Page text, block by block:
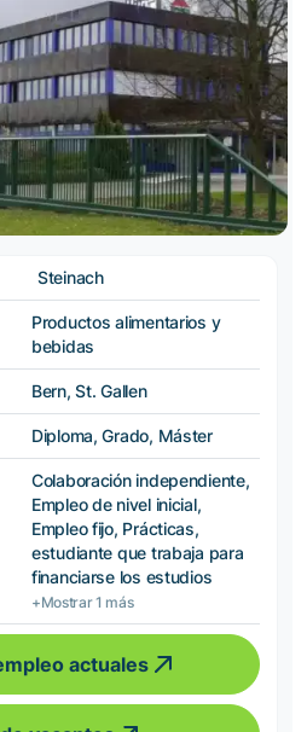
Steinach
Productos alimentarios y
bebidas
Bern, St. Gallen
Diploma, Grado, Máster
Colaboración independiente,
Empleo de nivel inicial,
Empleo fijo, Prácticas,
estudiante que trabaja para
financiarse los estudios
+Mostrar 1 más
actuales